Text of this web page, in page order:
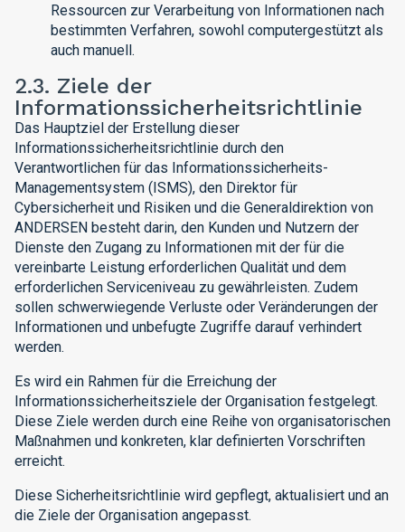
Ressourcen zur Verarbeitung von Informationen nach
bestimmten Verfahren, sowohl computergestützt als
auch manuell.
2.3. Ziele der
Informationssicherheitsrichtlinie
Das Hauptziel der Erstellung dieser
Informationssicherheitsrichtlinie durch den
Verantwortlichen für das Informationssicherheits-
Managementsystem (ISMS), den Direktor für
Cybersicherheit und Risiken und die Generaldirektion von
ANDERSEN besteht darin, den Kunden und Nutzern der
Dienste den Zugang zu Informationen mit der für die
vereinbarte Leistung erforderlichen Qualität und dem
erforderlichen Serviceniveau zu gewährleisten. Zudem
sollen schwerwiegende Verluste oder Veränderungen der
Informationen und unbefugte Zugriffe darauf verhindert
werden.
Es wird ein Rahmen für die Erreichung der
Informationssicherheitsziele der Organisation festgelegt.
Diese Ziele werden durch eine Reihe von organisatorischen
Maßnahmen und konkreten, klar definierten Vorschriften
erreicht.
Diese Sicherheitsrichtlinie wird gepflegt, aktualisiert und an
die Ziele der Organisation angepasst.